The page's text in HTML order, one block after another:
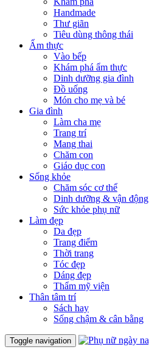
Handmade
Thư giãn
Tiêu dùng thông thái
Ẩm thực
Vào bếp
Khám phá ẩm thực
Dinh dưỡng gia đình
Đồ uống
Món cho mẹ và bé
Gia đình
Làm cha mẹ
Trang trí
Mang thai
Chăm con
Giáo dục con
Sống khỏe
Chăm sóc cơ thể
Dinh dưỡng & vận động
Sức khỏe phụ nữ
Làm đẹp
Da đẹp
Trang điểm
Thời trang
Tóc đẹp
Dáng đẹp
Thẩm mỹ viện
Thân tâm trí
Sách hay
Sống chậm & cân bằng
Toggle navigation